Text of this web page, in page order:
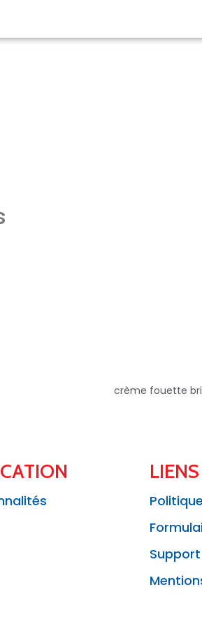
crème fouette